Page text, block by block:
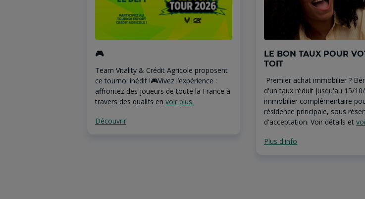
🎮
Team Vitality & Crédit Agricole proposent
ce tournoi inédit !🎮Vivez l’expérience :
affrontez des joueurs de toute la France à
travers des qualifs en voir plus.
Découvrir
LE BON TAUX POUR
TOIT
Premier achat immobilier ?
d'un taux réduit jusqu'au 15/
immobilier complémentaire
résidence principale, sous
d'acceptation. Voir détails et
Plus d'info